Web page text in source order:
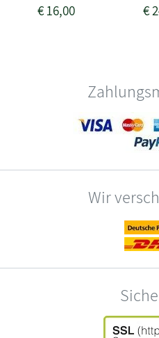
€16,00 €
Wir